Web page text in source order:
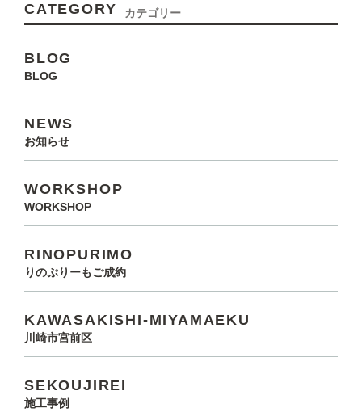
CATEGORY カテゴリー
BLOG
BLOG
NEWS
お知らせ
WORKSHOP
WORKSHOP
RINOPURIMO
りのぷりーもご成約
KAWASAKISHI-MIYAMAEKU
川崎市宮前区
SEKOUJIREI
施工事例